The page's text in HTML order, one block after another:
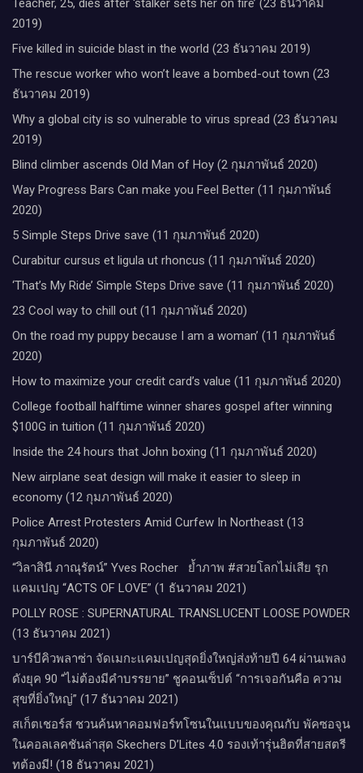
Teacher, 25, dies after ‘stalker sets her on fire’ (23 ธันวาคม
2019)
Five killed in suicide blast in the world (23 ธันวาคม 2019)
The rescue worker who won’t leave a bombed-out town (23
ธันวาคม 2019)
Why a global city is so vulnerable to virus spread (23 ธันวาคม
2019)
Blind climber ascends Old Man of Hoy (2 กุมภาพันธ์ 2020)
Way Progress Bars Can make you Feel Better (11 กุมภาพันธ์
2020)
5 Simple Steps Drive save (11 กุมภาพันธ์ 2020)
Curabitur cursus et ligula ut rhoncus (11 กุมภาพันธ์ 2020)
‘That’s My Ride’ Simple Steps Drive save (11 กุมภาพันธ์ 2020)
23 Cool way to chill out (11 กุมภาพันธ์ 2020)
On the road my puppy because I am a woman’ (11 กุมภาพันธ์
2020)
How to maximize your credit card’s value (11 กุมภาพันธ์ 2020)
College football halftime winner shares gospel after winning
$100G in tuition (11 กุมภาพันธ์ 2020)
Inside the 24 hours that John boxing (11 กุมภาพันธ์ 2020)
New airplane seat design will make it easier to sleep in
economy (12 กุมภาพันธ์ 2020)
Police Arrest Protesters Amid Curfew In Northeast (13
กุมภาพันธ์ 2020)
“วิลาสินี ภาณุรัตน์” Yves Rocher​ ย้ำภาพ #สวยโลกไม่เสีย รุก
แคมเปญ “ACTS OF LOVE” (1 ธันวาคม 2021)
POLLY ROSE : SUPERNATURAL TRANSLUCENT LOOSE POWDER
(13 ธันวาคม 2021)
บาร์บีคิวพลาซ่า จัดเมกะแคมเปญสุดยิ่งใหญ่ส่งท้ายปี 64 ผ่านเพลง
ดังยุค 90 “ไม่ต้องมีคำบรรยาย” ชูคอนเซ็ปต์ “การเจอกันคือ ความ
สุขที่ยิ่งใหญ่” (17 ธันวาคม 2021)
สเก็ตเชอร์ส ชวนค้นหาคอมฟอร์ทโซนในแบบของคุณกับ พัคซอจุน
ในคอลเลคชันล่าสุด Skechers D’Lites 4.0 รองเท้ารุ่นฮิตที่สายสตรี
ทต้องมี! (18 ธันวาคม 2021)